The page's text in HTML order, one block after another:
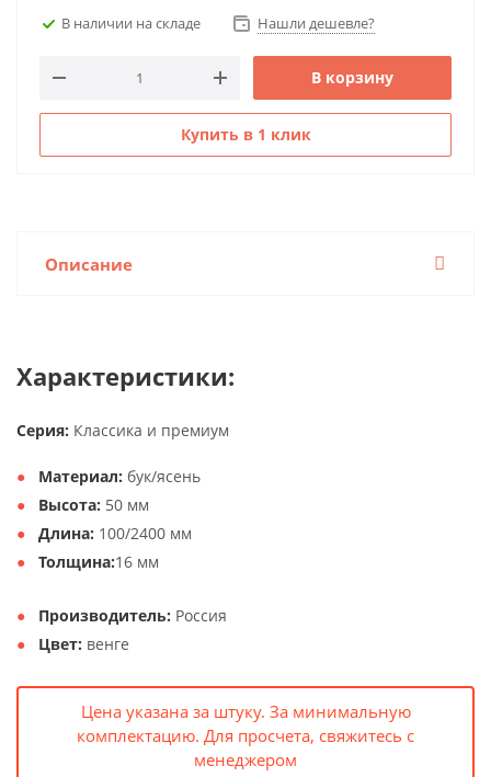
В наличии на складе Нашли дешевле?
В корзину
Купить в 1 клик
Описание
Характеристики:
Серия: Классика и премиум
Материал: бук/ясень
Высота: 50 мм
Длина: 100/2400 мм
Толщина:16 мм
Производитель: Россия
Цвет: венге
Цена указана за штуку. За минимальную
комплектацию. Для просчета, свяжитесь с
менеджером